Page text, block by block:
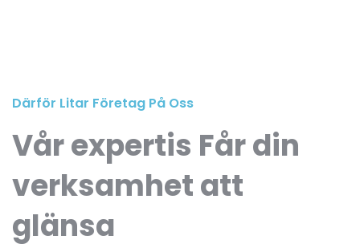
Därför Litar Företag På Oss
Vår expertis Får din
verksamhet att
glänsa